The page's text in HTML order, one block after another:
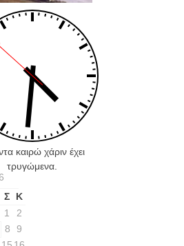
καιρώ χάριν έχει
τρυγώμενα.
Σ
Κ
1
2
8
9